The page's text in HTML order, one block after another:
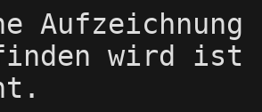
wird ist